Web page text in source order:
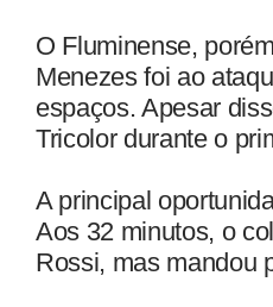
O Fluminense,
Menezes foi ao
espaços. Apesar
Tricolor durante o
A principal
Aos 32 minutos, o
Rossi, mas mandou